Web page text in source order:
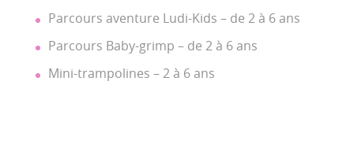
Parcours aventure Ludi-Kids – de 2 à 6 ans
Parcours Baby-grimp – de 2 à 6 ans
Mini-trampolines – 2 à 6 ans